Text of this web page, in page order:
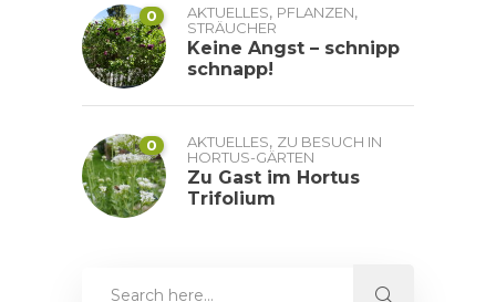
0 AKTUELLES, PFLANZEN,
STRÄUCHER
Keine Angst – schnipp
schnapp!
0 AKTUELLES, ZU BESUCH IN
HORTUS-GÄRTEN
Zu Gast im Hortus
Trifolium